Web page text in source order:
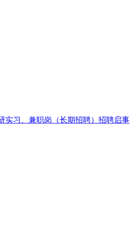
实习、兼职岗（长期招聘）招聘启事